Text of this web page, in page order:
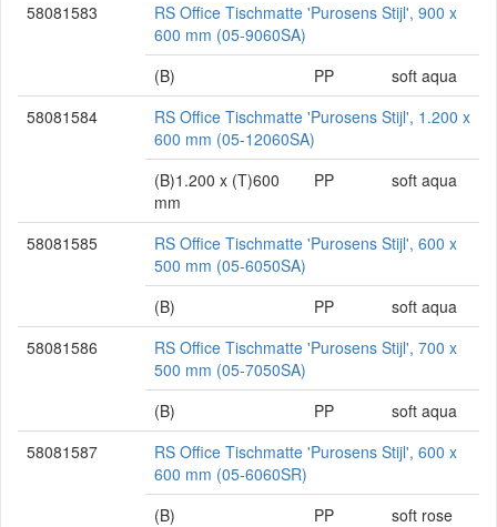
58081583
RS Office Tischmatte 'Purosens Stijl', 900 x
600 mm (05-9060SA)
(B)
PP
soft aqua
58081584
RS Office Tischmatte 'Purosens Stijl', 1.200 x
600 mm (05-12060SA)
(B)1.200 x (T)600
mm
PP soft aqua
58081585
RS Office Tischmatte 'Purosens Stijl', 600 x
500 mm (05-6050SA)
(B)
PP
soft aqua
58081586
RS Office Tischmatte 'Purosens Stijl', 700 x
500 mm (05-7050SA)
(B)
PP
soft aqua
58081587
RS Office Tischmatte 'Purosens Stijl', 600 x
600 mm (05-6060SR)
(B)
PP
soft rose